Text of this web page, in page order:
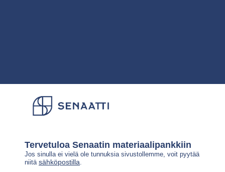
Tervetuloa Senaatin materiaalipankkiin
Jos sinulla ei vielä ole tunnuksia sivustollemme, voit pyytää
niitä sähköpostilla.